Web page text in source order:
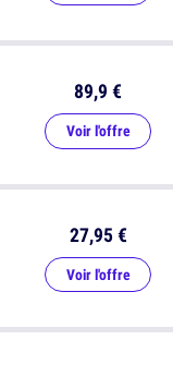
89,9 €
Voir l'offre
27,95 €
Voir l'offre